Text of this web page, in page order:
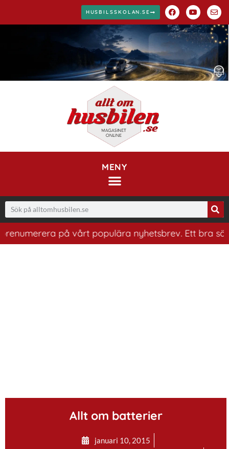
HUSBILSSKOLAN.SE
MENY
på vårt populära nyhetsbrev. Ett bra sätt att
Allt om batterier
januari 10, 2015